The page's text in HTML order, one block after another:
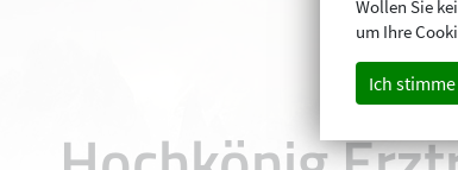
Wollen Sie
um Ihre
Ich